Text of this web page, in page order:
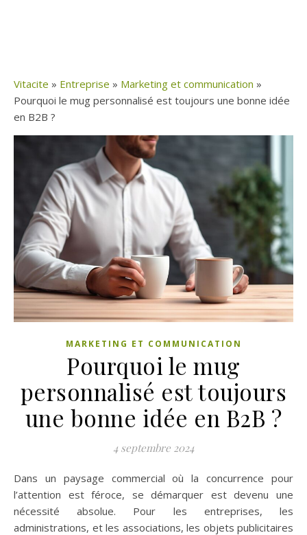
Vitacite » Entreprise » Marketing et communication »
Pourquoi le mug personnalisé est toujours une bonne idée
en B2B ?
MARKETING ET COMMUNICATION
Pourquoi le mug
personnalisé est toujours
une bonne idée en B2B ?
4 septembre 2024
Dans un paysage commercial où la concurrence pour
l’attention est féroce, se démarquer est devenu une
nécessité absolue. Pour les entreprises, les
administrations, et les associations, les objets publicitaires